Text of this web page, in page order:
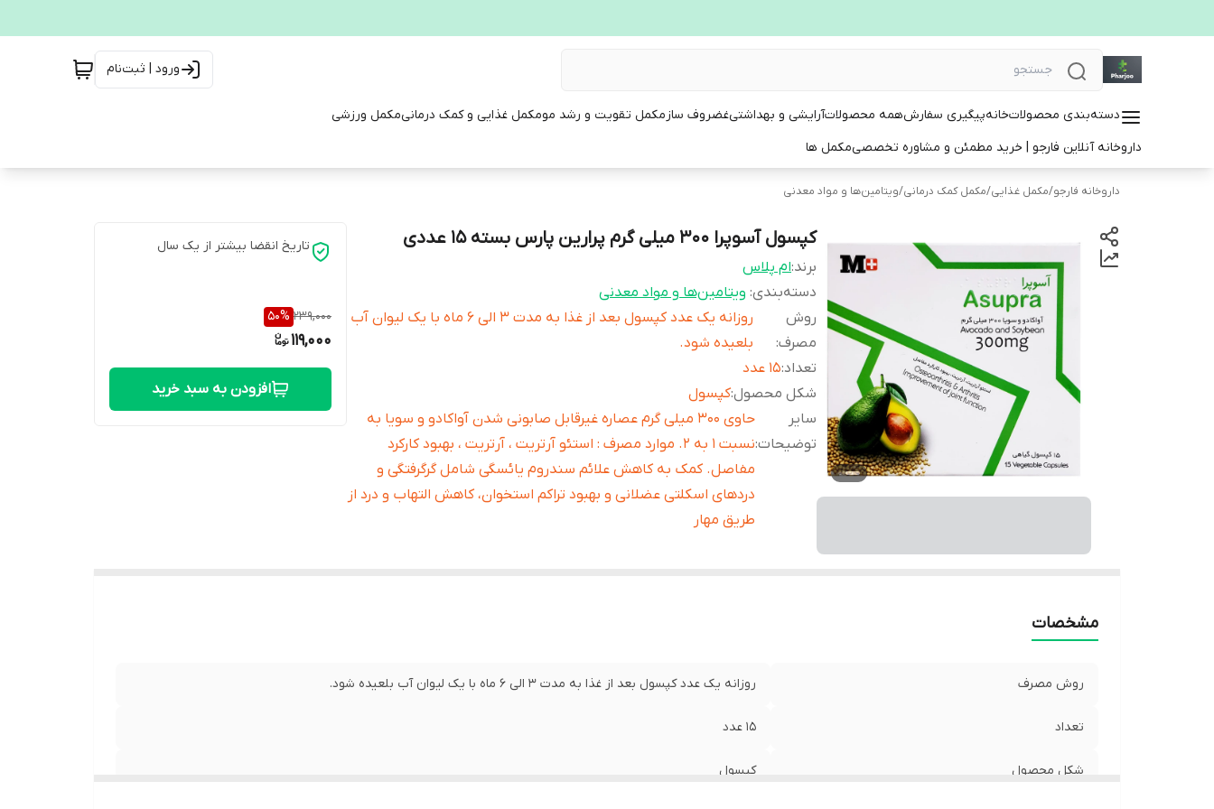
ورود | ثبت‌نام
دسته‌بندی محصولاتخانهپیگیری سفارشهمه محصولاتآرایشی و بهداشتیغضروف سازمکمل تقویت و رشد مومکمل غذایی و کمک درمانیمکمل ورزشی
داروخانه آنلاین فارجو | خرید مطمئن و مشاوره تخصصیمکمل ها
داروخانه فارجو/مکمل غذایی/مکمل کمک درمانی/ویتامین‌ها و مواد معدنی
کپسول آسوپرا 300 میلی گرم پرارین پارس بسته 15 عددی
برند:ام پلاس
دسته‌بندی: ویتامین‌ها و مواد معدنی
روش
مصرف:
روزانه یک عدد کپسول بعد از غذا به مدت 3 الی 6 ماه با یک لیوان آب
بلعیده شود.
تعداد:15 عدد
شکل محصول:کپسول
سایر
توضیحات:
حاوی 300 میلی گرم عصاره غیرقابل صابونی شدن آواکادو و سویا به
نسبت 1 به 2. موارد مصرف : استئو آرتریت ، آرتریت ، بهبود کارکرد
مفاصل. کمک به کاهش علائم سندروم یائسگی شامل گرگرفتگی و
دردهای اسکلتی عضلانی و بهبود تراکم استخوان، کاهش التهاب و درد از
طریق مهار
تاریخ انقضا بیشتر از یک سال
239,000
50%
119,000
افزودن به سبد خرید
مشخصات
روش مصرف روزانه یک عدد کپسول بعد از غذا به مدت 3 الی 6 ماه با یک لیوان آب بلعیده شود.
تعداد 15 عدد
شکل محصول کپسول